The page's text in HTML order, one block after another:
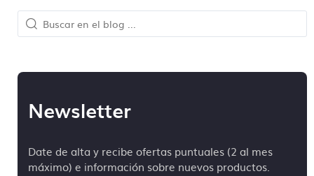
Newsletter
Date de alta y recibe ofertas puntuales (2 al mes
máximo) e información sobre nuevos productos.
En Camisetas Sin Límite siempre te atenderá un
humano. En ningún momento hablarás con una
Creemos que una comunicación directa es crucial
producción sea lo más fluida y precisa posible.